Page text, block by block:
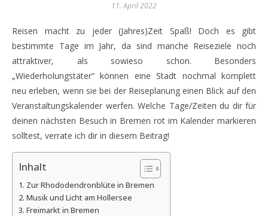
11. April 2022
Reisen macht zu jeder (Jahres)Zeit Spaß! Doch es gibt
bestimmte Tage im Jahr, da sind manche Reiseziele noch
attraktiver, als sowieso schon. Besonders
„Wiederholungstäter“ können eine Stadt nochmal komplett
neu erleben, wenn sie bei der Reiseplanung einen Blick auf den
Veranstaltungskalender werfen. Welche Tage/Zeiten du dir für
deinen nächsten Besuch in Bremen rot im Kalender markieren
solltest, verrate ich dir in diesem Beitrag!
Inhalt
Zur Rhododendronblüte in Bremen
Musik und Licht am Hollersee
Freimarkt in Bremen